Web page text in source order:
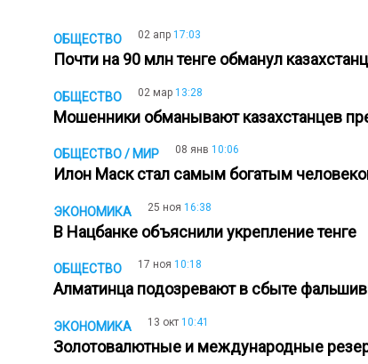
ОБЩЕСТВО 02 апр 17:03
Почти на 90 млн тенге обманул
ОБЩЕСТВО 02 мар 13:28
Мошенники обманывают казахстанцев
ОБЩЕСТВО / МИР 08 янв 10:06
Илон Маск стал самым богатым
ЭКОНОМИКА 25 ноя 16:38
В Нацбанке объяснили укрепление тенге
ОБЩЕСТВО 17 ноя 10:18
Алматинца подозревают в сбыте
ЭКОНОМИКА 13 окт 10:41
Золотовалютные и международные